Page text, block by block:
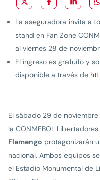
La aseguradora invita a
stand en Fan Zone
al viernes 28 de
El ingreso es gratuito y
disponible a través de
El sábado 29 de
la CONMEBOL Libertadores.
Flamengo protagonizarán
nacional. Ambos equipos
el Estadio Monumental de